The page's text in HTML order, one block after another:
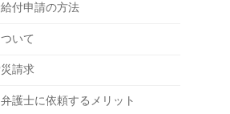
付申請の方法
いて
請求
護士に依頼するメリット